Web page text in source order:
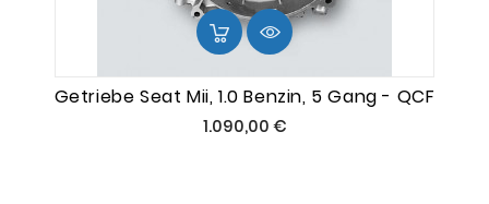
Getriebe Seat Mii, 1.0 Benzin, 5 Gang - QCF
1.090,00 €Preis